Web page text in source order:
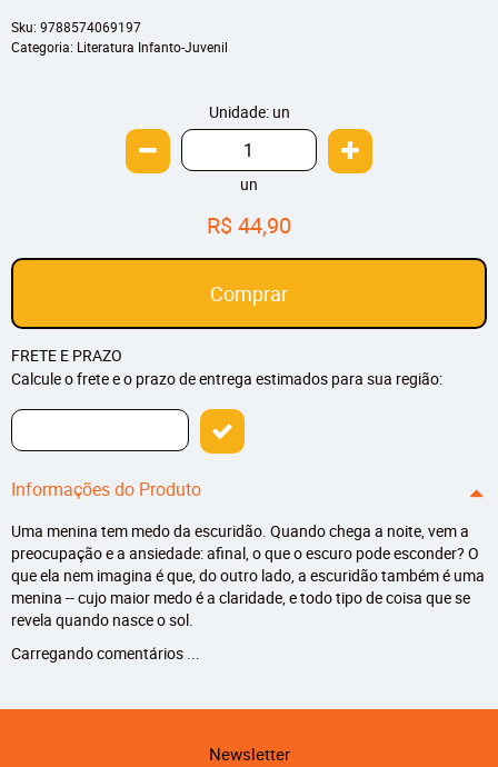
Sku: 9788574069197
Categoria: Literatura Infanto-Juvenil
Unidade: un
un
R$ 44,90
Comprar
FRETE E PRAZO
Calcule o frete e o prazo de entrega estimados para sua região:
Informações do Produto
Uma menina tem medo da escuridão. Quando chega a noite, vem a
preocupação e a ansiedade: afinal, o que o escuro pode esconder? O
que ela nem imagina é que, do outro lado, a escuridão também é uma
menina -- cujo maior medo é a claridade, e todo tipo de coisa que se
revela quando nasce o sol.
Carregando comentários ...
Newsletter